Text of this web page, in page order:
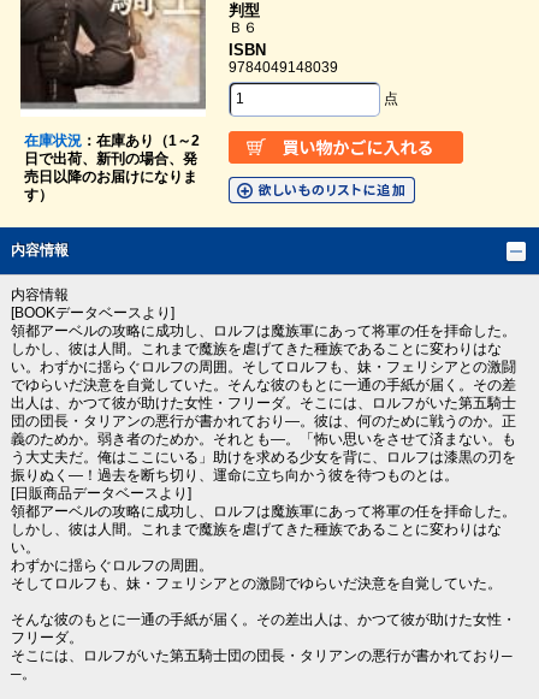
在庫状況：在庫あり（1～2
日で出荷、新刊の場合、発
売日以降のお届けになりま
す）
判型
Ｂ６
ISBN
9784049148039
点
内容情報
内容情報
[BOOKデータベースより]
領都アーベルの攻略に成功し、ロルフは魔族軍にあって将軍の任を拝命した。
しかし、彼は人間。これまで魔族を虐げてきた種族であることに変わりはな
い。わずかに揺らぐロルフの周囲。そしてロルフも、妹・フェリシアとの激闘
でゆらいだ決意を自覚していた。そんな彼のもとに一通の手紙が届く。その差
出人は、かつて彼が助けた女性・フリーダ。そこには、ロルフがいた第五騎士
団の団長・タリアンの悪行が書かれており―。彼は、何のために戦うのか。正
義のためか。弱き者のためか。それとも―。「怖い思いをさせて済まない。も
う大丈夫だ。俺はここにいる」助けを求める少女を背に、ロルフは漆黒の刃を
振りぬく―！過去を断ち切り、運命に立ち向かう彼を待つものとは。
[日販商品データベースより]
領都アーベルの攻略に成功し、ロルフは魔族軍にあって将軍の任を拝命した。
しかし、彼は人間。これまで魔族を虐げてきた種族であることに変わりはな
い。
わずかに揺らぐロルフの周囲。
そしてロルフも、妹・フェリシアとの激闘でゆらいだ決意を自覚していた。
そんな彼のもとに一通の手紙が届く。その差出人は、かつて彼が助けた女性・
フリーダ。
そこには、ロルフがいた第五騎士団の団長・タリアンの悪行が書かれており─
─。